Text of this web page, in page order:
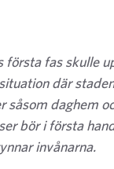
första fas skulle
där
såsom daghem
bör i första
invånarna.